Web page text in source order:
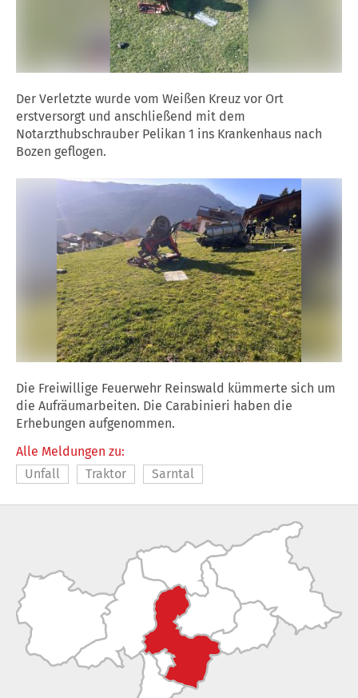
Der Verletzte wurde vom Weißen Kreuz vor Ort
erstversorgt und anschließend mit dem
Notarzthubschrauber Pelikan 1 ins Krankenhaus nach
Bozen geflogen.
Die Freiwillige Feuerwehr Reinswald kümmerte sich um
die Aufräumarbeiten. Die Carabinieri haben die
Erhebungen aufgenommen.
Alle Meldungen zu:
Unfall
Traktor Sarntal